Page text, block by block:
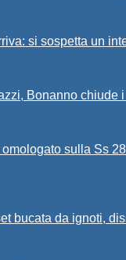
si sospetta un
Bonanno chiude
sulla Ss
bucata da ignoti,